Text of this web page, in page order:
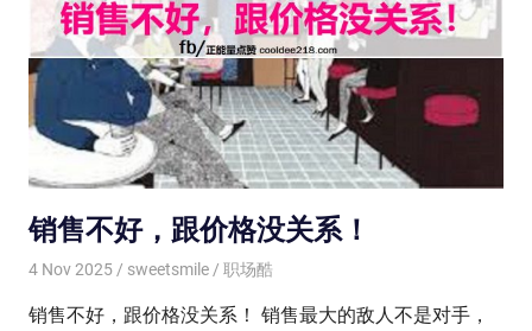
销售不好，跟价格没关系！
4 Nov 2025 sweetsmile 职场酷
销售不好，跟价格没关系！ 销售最大的敌人不是对手，